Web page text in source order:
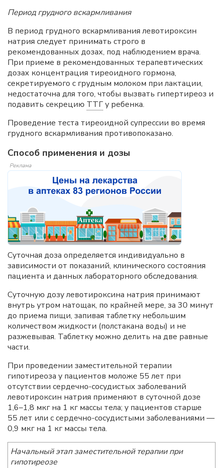
Период грудного вскармливания
В период грудного вскармливания левотироксин
натрия следует принимать строго в
рекомендованных дозах, под наблюдением врача.
При приеме в рекомендованных терапевтических
дозах концентрация тиреоидного гормона,
секретируемого с грудным молоком при лактации,
недостаточна для того, чтобы вызвать гипертиреоз и
подавить секрецию ТТГу ребенка.
Проведение теста тиреоидной супрессии во время
грудного вскармливания противопоказано.
Способ применения и дозы
Реклама
Суточная доза определяется индивидуально в
зависимости от показаний, клинического состояния
пациента и данных лабораторного обследования.
Суточную дозу левотироксина натрия принимают
внутрь утром натощак, по крайней мере, за 30 минут
до приема пищи, запивая таблетку небольшим
количеством жидкости (полстакана воды) и не
разжевывая. Таблетку можно делить на две равные
части.
При проведении заместительной терапии
гипотиреоза у пациентов моложе 55 лет при
отсутствии сердечно-сосудистых заболеваний
левотироксин натрия применяют в суточной дозе
1,6–1,8 мкг на 1 кг массы тела; у пациентов старше
55 лет или с сердечно-сосудистыми заболеваниями —
0,9 мкг на 1 кг массы тела.
Начальный этап заместительной терапии при
гипотиреозе